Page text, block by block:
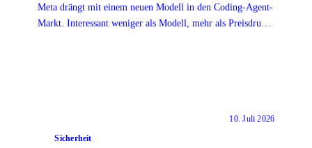
Meta drängt mit einem neuen Modell in den Coding-Agent-
Markt. Interessant weniger als Modell, mehr als Preisdruck
10. Juli 2026
Sicherheit